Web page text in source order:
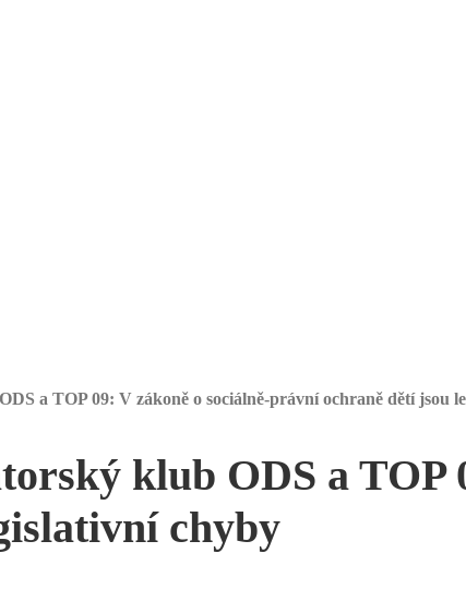
a TOP 09: V zákoně o sociálně-právní ochraně dětí jsou
klub ODS a TOP
chyby